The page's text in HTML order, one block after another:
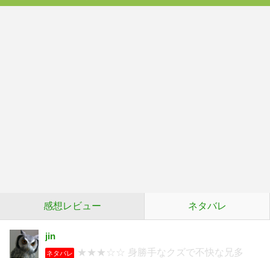
感想レビュー ネタバレ
jin
ネタバレ
★★★☆☆ 身勝手なクズで不快な兄多